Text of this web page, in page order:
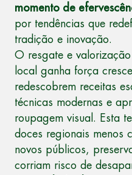
momento de
por tendências que
tradição e inovação.
O resgate e
local ganha força
redescobrem receitas
técnicas modernas e
roupagem visual. Esta
doces regionais menos
novos públicos,
corriam risco de